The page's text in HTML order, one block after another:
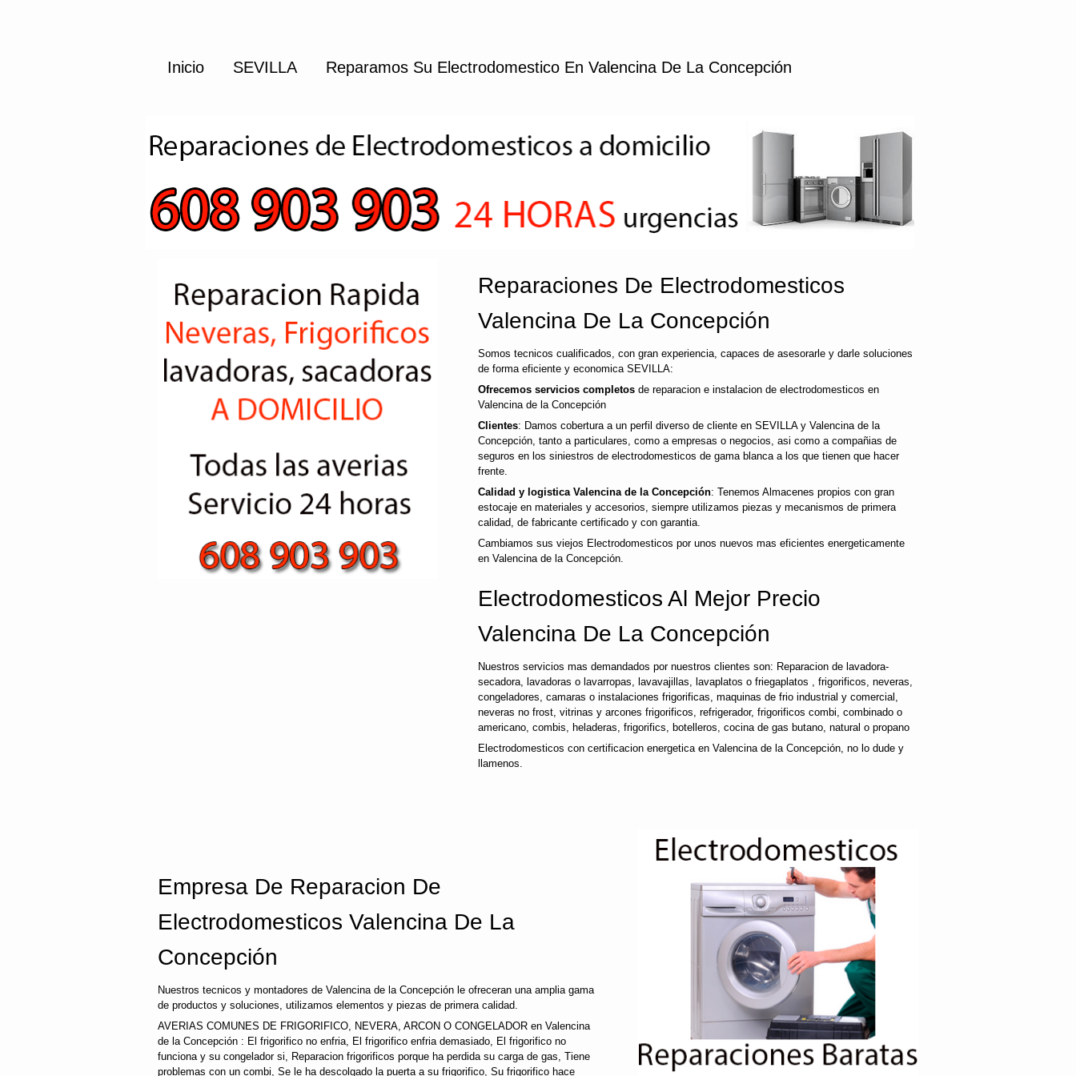
Inicio SEVILLA Reparamos Su Electrodomestico En Valencina De La Concepción
Reparaciones De Electrodomesticos
Valencina De La Concepción
Somos tecnicos cualificados, con gran experiencia, capaces de asesorarle y darle soluciones
de forma eficiente y economica SEVILLA:
Ofrecemos servicios completos de reparacion e instalacion de electrodomesticos en
Valencina de la Concepción
Clientes: Damos cobertura a un perfil diverso de cliente en SEVILLA y Valencina de la
Concepción, tanto a particulares, como a empresas o negocios, asi como a compañias de
seguros en los siniestros de electrodomesticos de gama blanca a los que tienen que hacer
frente.
Calidad y logistica Valencina de la Concepción: Tenemos Almacenes propios con gran
estocaje en materiales y accesorios, siempre utilizamos piezas y mecanismos de primera
calidad, de fabricante certificado y con garantia.
Cambiamos sus viejos Electrodomesticos por unos nuevos mas eficientes energeticamente
en Valencina de la Concepción.
Electrodomesticos Al Mejor Precio
Valencina De La Concepción
Nuestros servicios mas demandados por nuestros clientes son: Reparacion de lavadora-
secadora, lavadoras o lavarropas, lavavajillas, lavaplatos o friegaplatos , frigorificos, neveras,
congeladores, camaras o instalaciones frigorificas, maquinas de frio industrial y comercial,
neveras no frost, vitrinas y arcones frigorificos, refrigerador, frigorificos combi, combinado o
americano, combis, heladeras, frigorifics, botelleros, cocina de gas butano, natural o propano
Electrodomesticos con certificacion energetica en Valencina de la Concepción, no lo dude y
llamenos.
Empresa De Reparacion De
Electrodomesticos Valencina De La
Concepción
Nuestros tecnicos y montadores de Valencina de la Concepción le ofreceran una amplia gama
de productos y soluciones, utilizamos elementos y piezas de primera calidad.
AVERIAS COMUNES DE FRIGORIFICO, NEVERA, ARCON O CONGELADOR en Valencina
de la Concepción : El frigorifico no enfria, El frigorifico enfria demasiado, El frigorifico no
funciona y su congelador si, Reparacion frigorificos porque ha perdida su carga de gas, Tiene
problemas con un combi, Se le ha descolgado la puerta a su frigorifico, Su frigorifico hace